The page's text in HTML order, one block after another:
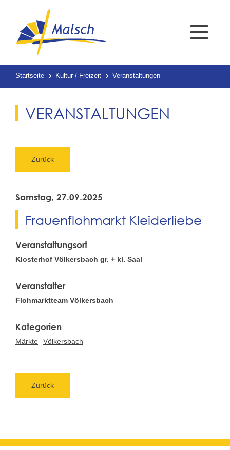
Startseite Kultur / Freizeit Veranstaltungen
VERANSTALTUNGEN
Zurück
Samstag, 27.09.2025
Frauenflohmarkt Kleiderliebe
Veranstaltungsort
Klosterhof Völkersbach gr. + kl. Saal
Veranstalter
Flohmarktteam Völkersbach
Märkte Völkersbach
Zurück